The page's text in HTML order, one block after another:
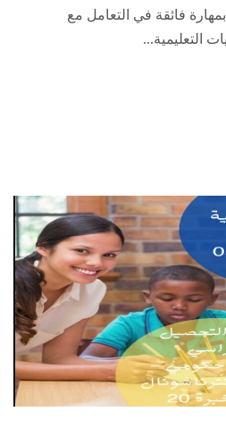
فائقة في التعامل مع
التعليمية...